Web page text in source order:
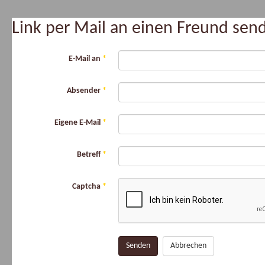
Link per Mail an einen Freund
E-Mail an *
Absender *
Eigene E-Mail *
Betreff*
Captcha *
Senden Abbrechen